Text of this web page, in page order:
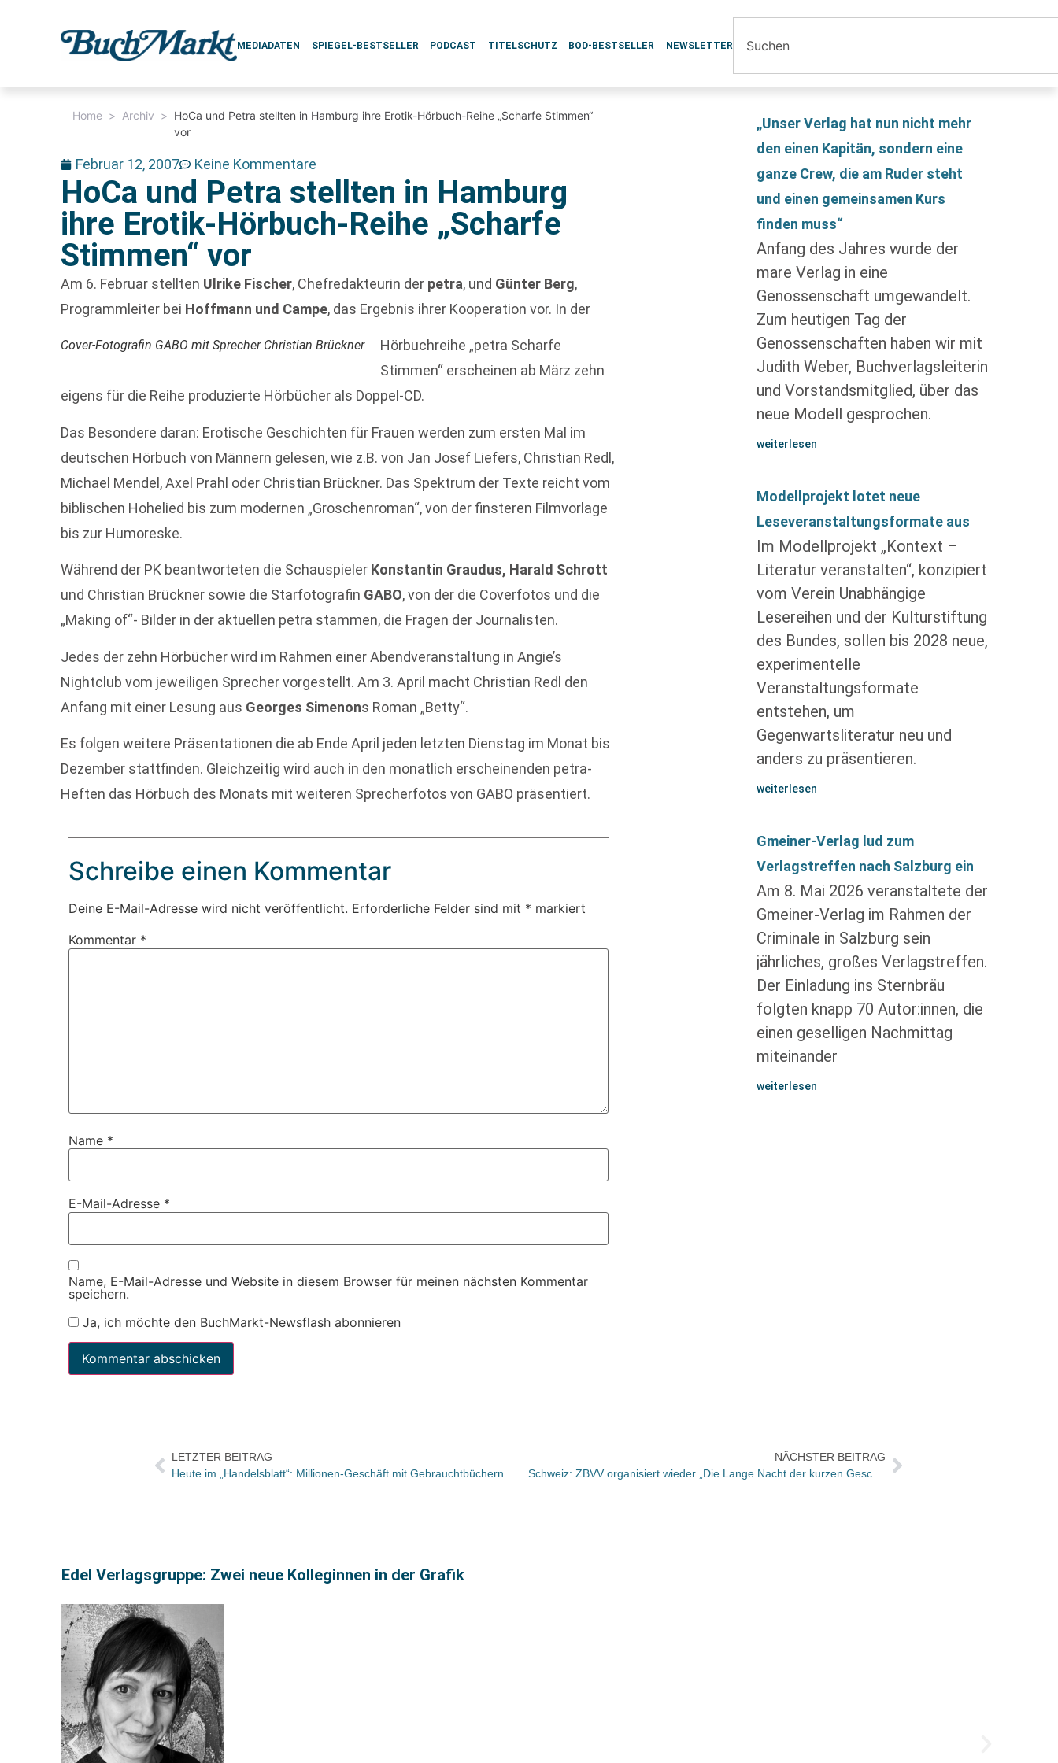
MEDIADATEN SPIEGEL-BESTSELLER PODCAST TITELSCHUTZ BOD-BESTSELLER NEWSLETTER
Home > Archiv > HoCa und Petra stellten in Hamburg ihre Erotik-Hörbuch-Reihe „Scharfe Stimmen“
vor
Februar 12, 2007 Keine Kommentare
HoCa und Petra stellten in Hamburg
ihre Erotik-Hörbuch-Reihe „Scharfe
Stimmen“ vor
Am 6. Februar stellten Ulrike Fischer, Chefredakteurin der petra, und Günter Berg,
Programmleiter bei Hoffmann und Campe, das Ergebnis ihrer Kooperation vor. In der
Cover-Fotografin GABO mit Sprecher Christian Brückner
Hörbuchreihe „petra Scharfe
Stimmen“ erscheinen ab März zehn
eigens für die Reihe produzierte Hörbücher als Doppel-CD.
Das Besondere daran: Erotische Geschichten für Frauen werden zum ersten Mal im
deutschen Hörbuch von Männern gelesen, wie z.B. von Jan Josef Liefers, Christian Redl,
Michael Mendel, Axel Prahl oder Christian Brückner. Das Spektrum der Texte reicht vom
biblischen Hohelied bis zum modernen „Groschenroman“, von der finsteren Filmvorlage
bis zur Humoreske.
Während der PK beantworteten die Schauspieler Konstantin Graudus, Harald Schrott
und Christian Brückner sowie die Starfotografin GABO, von der die Coverfotos und die
„Making of“- Bilder in der aktuellen petra stammen, die Fragen der Journalisten.
Jedes der zehn Hörbücher wird im Rahmen einer Abendveranstaltung in Angie’s
Nightclub vom jeweiligen Sprecher vorgestellt. Am 3. April macht Christian Redl den
Anfang mit einer Lesung aus Georges Simenons Roman „Betty“.
Es folgen weitere Präsentationen die ab Ende April jeden letzten Dienstag im Monat bis
Dezember stattfinden. Gleichzeitig wird auch in den monatlich erscheinenden petra-
Heften das Hörbuch des Monats mit weiteren Sprecherfotos von GABO präsentiert.
Schreibe einen Kommentar
Deine E-Mail-Adresse wird nicht veröffentlicht. Erforderliche Felder sind mit * markiert
Kommentar *
Name *
E-Mail-Adresse *
Name, E-Mail-Adresse und Website in diesem Browser für meinen nächsten Kommentar
speichern.
Ja, ich möchte den BuchMarkt-Newsflash abonnieren
„Unser Verlag hat nun nicht mehr
den einen Kapitän, sondern eine
ganze Crew, die am Ruder steht
und einen gemeinsamen Kurs
finden muss“
Anfang des Jahres wurde der
mare Verlag in eine
Genossenschaft umgewandelt.
Zum heutigen Tag der
Genossenschaften haben wir mit
Judith Weber, Buchverlagsleiterin
und Vorstandsmitglied, über das
neue Modell gesprochen.
weiterlesen
Modellprojekt lotet neue
Leseveranstaltungsformate aus
Im Modellprojekt „Kontext –
Literatur veranstalten“, konzipiert
vom Verein Unabhängige
Lesereihen und der Kulturstiftung
des Bundes, sollen bis 2028 neue,
experimentelle
Veranstaltungsformate
entstehen, um
Gegenwartsliteratur neu und
anders zu präsentieren.
weiterlesen
Gmeiner-Verlag lud zum
Verlagstreffen nach Salzburg ein
Am 8. Mai 2026 veranstaltete der
Gmeiner-Verlag im Rahmen der
Criminale in Salzburg sein
jährliches, großes Verlagstreffen.
Der Einladung ins Sternbräu
folgten knapp 70 Autor:innen, die
einen geselligen Nachmittag
miteinander
weiterlesen
LETZTER BEITRAG
Heute im „Handelsblatt“: Millionen-Geschäft mit Gebrauchtbüchern
NÄCHSTER BEITRAG
Edel Verlagsgruppe: Zwei neue Kolleginnen in der Grafik